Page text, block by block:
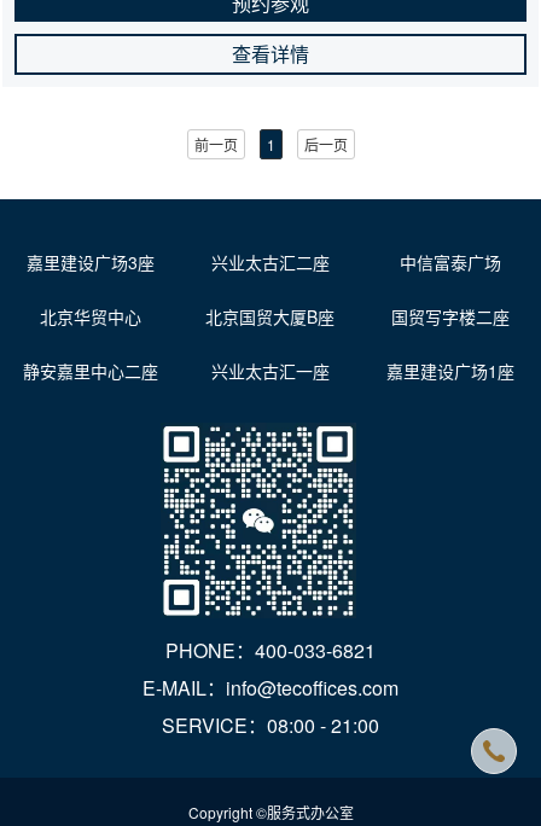
查看详情
前一页 1 后一页
嘉里建设广场3座 兴业太古汇二座 中信富泰广场
北京华贸中心 北京国贸大厦B座 国贸写字楼二座
静安嘉里中心二座 兴业太古汇一座 嘉里建设广场1座
PHONE：400-033-6821
E-MAIL：info@tecoffices.com
SERVICE：08:00 - 21:00
Copyright ©服务式办公室